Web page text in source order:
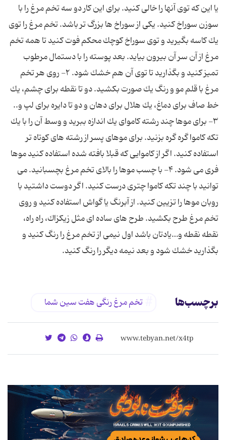
یا این كه توی آنها را خالی كنید. برای این كار دو سه تخم مرغ را با
سوزن سوراخ كنید. یكی از سوراخ ها بزرگ تر باشد. تخم مرغ را توی
یك كاسه بگیرید و توی سوراخ كوچك محكم فوت كنید تا همه تخم
مرغ از آن سر آن بیرون بیاید. بعد پوسته را با دستمال مرطوب
تمیز كنید و بگذارید تا توی آن هم خشك شود. ۲- روی هر تخم
مرغ با قلم مو و رنگ یك صورت بكشید. دو تا نقطه برای چشم، یك
خط صاف برای دماغ، یك هلال برای دهان و دو تا دایره برای لپ و..
۳- برای موها چند رشته كاموای یك اندازه ببرید و وسط آن را با یك
تكه كاموا گره گره بزنید. برای موهای پسر از رشته های كوتاه تر
استفاده كنید. اگر از كاموایی كه قبلا بافته شده استفاده كنید موها
فری می شود. ۴- با چسب موها را بالای تخم مرغ بچسبانید. می
توانید با چند تكه كاموا چتری درست كنید. اگر دوست داشتید با
روبان موها را تزیین كنید. از آبرنگ یا گواش استفاده كنید و روی
تخم مرغ طرح بكشید. طرح های ساده ای مثل زیكزاك، راه راه،
نقطه نقطه و…یادتان باشد اول نیمی از تخم مرغ را رنگ كنید و
بگذارید خشك شود و بعد نیمه دیگر را رنگ كنید.
برچسب‌ها تخم مرغ رنگی هفت سین شما